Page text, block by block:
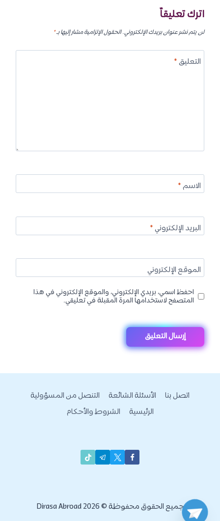
اترك تعليقاً
لن يتم نشر عنوان بريدك الإلكتروني.الحقول الإلزامية مشار إليها بـ*
التعليق*
الاسم*
البريد الإلكتروني*
الموقع الإلكتروني
احفظ اسمي، بريدي الإلكتروني، والموقع الإلكتروني في هذا
المتصفح لاستخدامها المرة المقبلة في تعليقي.
اتصل بنا الأسئلة الشائعة
التنصل من المسؤولية
الرئيسية
الشروط والأحكام
جميع الحقوق محفوظة © 2026 Dirasa Abroad